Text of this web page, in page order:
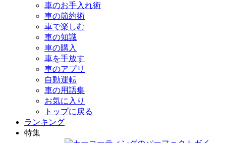
車のお手入れ術
車の節約術
車で楽しむ
車の知識
車の購入
車を手放す
車のアプリ
自動運転
車の用語集
お気に入り
トップに戻る
ランキング
特集